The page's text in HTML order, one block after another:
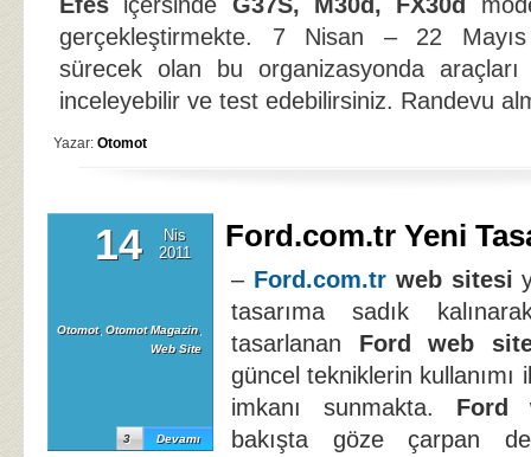
gerçekleştirmekte. 7 Nisan – 22 Mayıs
sürecek olan bu organizasyonda araçları
inceleyebilir ve test edebilirsiniz. Randevu
Yazar: Otomot
14
Nis
2011
Otomot, Otomot Magazin,
Web Site
Devamı
3
Ford.com.tr Yeni
– Ford.com.trweb sitesi
tasarıma sadık
tasarlanan Ford web
güncel tekniklerin kullanımı
imkanı sunmakta. Ford
bakışta göze çarpan